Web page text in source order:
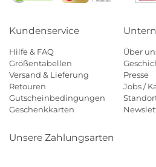
Kundenservice
Hilfe & FAQ
Größentabellen
Versand & Lieferung
Retouren
Gutscheinbedingungen
Geschenkkarten
Über
Presse
Jobs /
Unsere Zahlungsarten